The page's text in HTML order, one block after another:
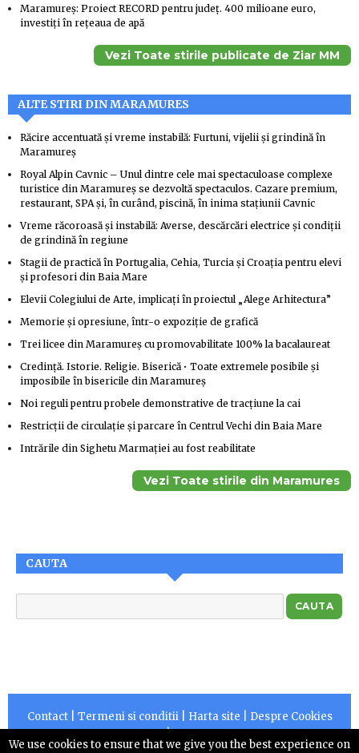
Maramureș: Proiect RECORD pentru județ. 400 milioane euro,
investiți în rețeaua de apă
Vezi Toate stirile publicate de Ziar MM
ALTE STIRI DIN MARAMURES
Răcire accentuată și vreme instabilă: Furtuni, vijelii și grindină în
Maramureș
Royal Alpin Cavnic – Unul dintre cele mai spectaculoase complexe
turistice din Maramureș se dezvoltă spectaculos. Cazare premium,
restaurant, SPA și, în curând, piscină, în inima stațiunii Cavnic
Vreme răcoroasă și instabilă: Averse, descărcări electrice și condiții
de grindină în regiune
Stagii de practică în Portugalia, Cehia, Turcia și Croația pentru elevi
și profesori din Baia Mare
Elevii Colegiului de Arte, implicați în proiectul „Alege Arhitectura”
Memorie și opresiune, într-o expoziție de grafică
Trei licee din Maramureș cu promovabilitate 100% la bacalaureat
Credință. Istorie. Religie. Biserică • Toate extremele posibile și
imposibile în bisericile din Maramureș
Noi reguli pentru probele demonstrative de tracțiune la cai
Restricții de circulație și parcare în Centrul Vechi din Baia Mare
Intrările din Sighetu Marmației au fost reabilitate
Vezi Toate stirile din Maramures
CAUTA
Contact| Termeni si conditii| Harta site
Despre Cookies
|RSS
We use cookies to ensure that we give you the best experience on